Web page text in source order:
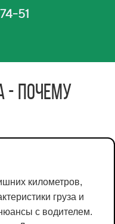
51
- почему
километров,
груза и
с водителем.